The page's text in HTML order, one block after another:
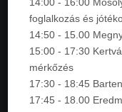
foglalkozás és
14:50 - 15.00
15:00 - 17:30
mérkőzés
17:30 - 18:45
17:45 - 18.00